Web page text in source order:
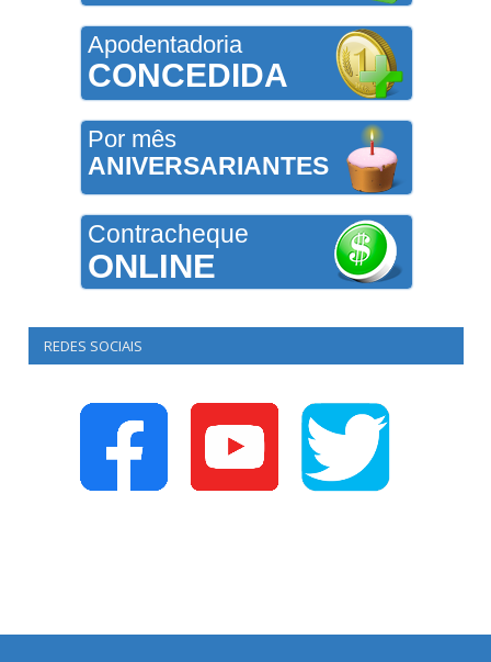
Apodentadoria
CONCEDIDA
Por mês
ANIVERSARIANTES
Contracheque
ONLINE
REDES SOCIAIS